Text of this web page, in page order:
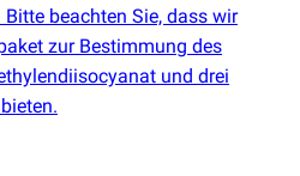
beachten Sie, dass wir
zur Bestimmung des
und drei